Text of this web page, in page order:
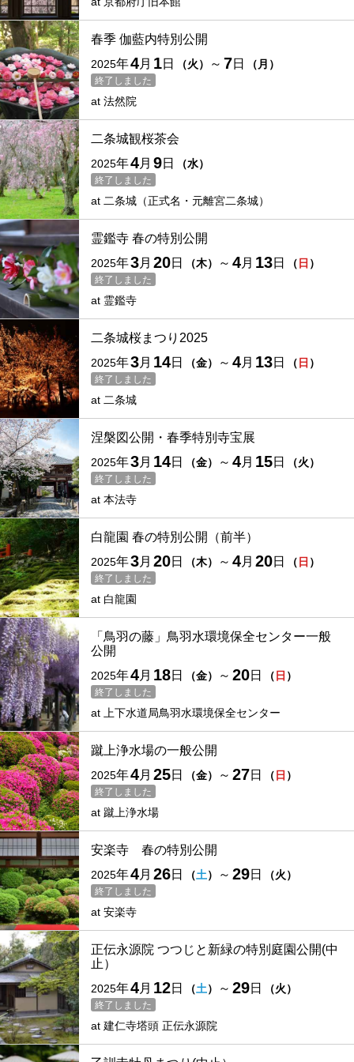
春季 伽藍内特別公開
終了しました
2025年4月 1日 （火） ～ 7日 （ 月 ）
at 法然院
二条城観桜茶会
終了しました
2025年4月 9日 （水）
at 二条城（正式名・元離宮二条城）
霊鑑寺 春の特別公開
終了しました
2025年3月 20日 （木） ～ 4月 13日 （日 ）
at 霊鑑寺
二条城桜まつり2025
終了しました
2025年3月 14日 （金） ～ 4月 13日 （日 ）
at 二条城
涅槃図公開・春季特別寺宝展
終了しました
2025年3月 14日 （金） ～ 4月 15日 （火）
at 本法寺
白龍園 春の特別公開（前半）
終了しました
2025年3月 20日 （木） ～ 4月 20日 （日 ）
at 白龍園
「鳥羽の藤」鳥羽水環境保全センター一般
公開
終了しました
2025年4月 18日 （金） ～ 20日 （日 ）
at 上下水道局鳥羽水環境保全センター
蹴上浄水場の一般公開
終了しました
2025年4月 25日 （金） ～ 27日 （日 ）
at 蹴上浄水場
安楽寺 春の特別公開
終了しました
2025年4月 26日 （土） ～ 29日 （火）
at 安楽寺
正伝永源院 つつじと新緑の特別庭園公開(中
止）
終了しました
2025年4月 12日 （土） ～ 29日 （火）
at 建仁寺塔頭 正伝永源院